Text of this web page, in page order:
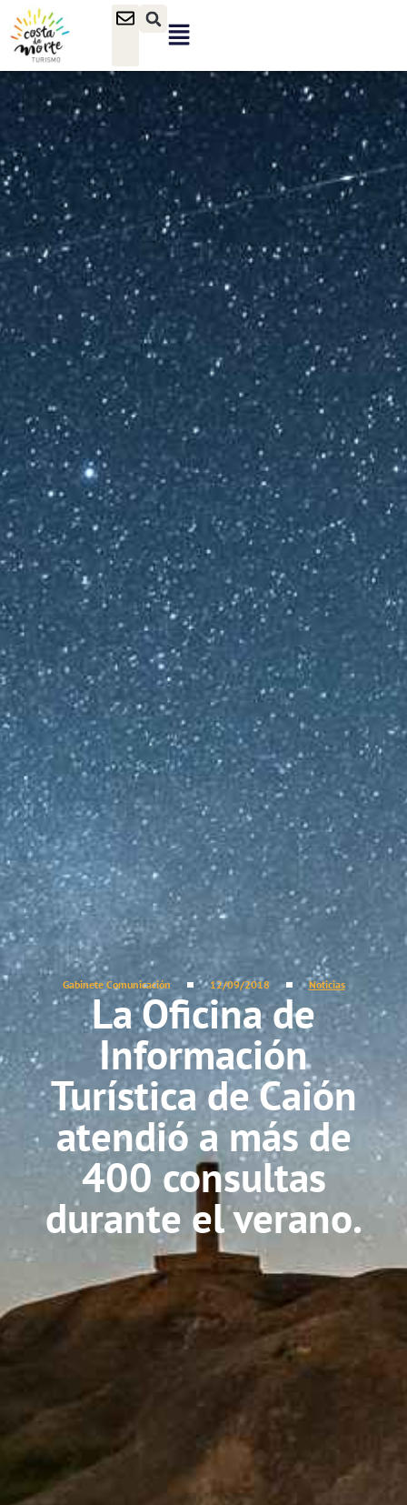
Gabinete Comunicación 12/09/2018 Noticias
La Oficina de
Información
Turística de Caión
atendió a más de
400 consultas
durante el verano.